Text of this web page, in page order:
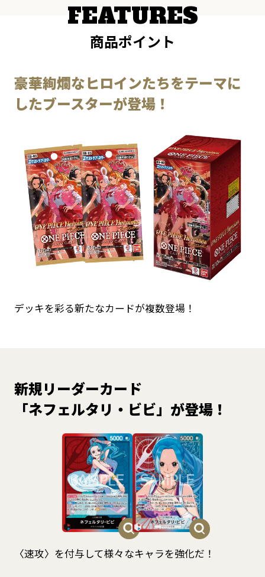
FEATURES
商品ポイント
豪華絢爛なヒロインたちをテーマに
したブースターが登場！
デッキを彩る新たなカードが複数登場！
新規リーダーカード
「ネフェルタリ・ビビ」が登場！
〈速攻〉を付与して様々なキャラを強化だ！​